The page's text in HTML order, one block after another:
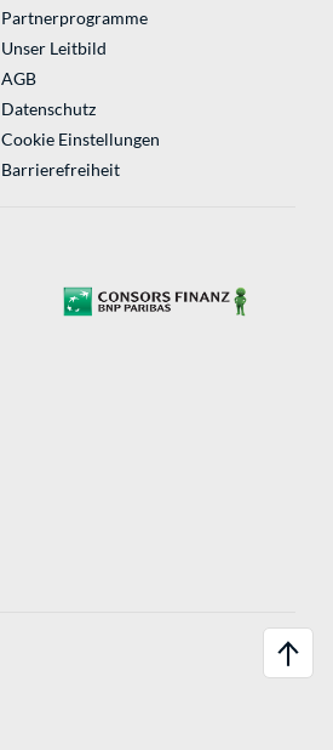
Partnerprogramme
Unser Leitbild
AGB
Datenschutz
Cookie Einstellungen
Barrierefreiheit